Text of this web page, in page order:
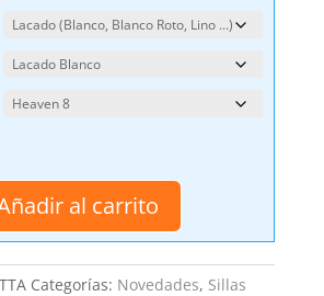
al carrito
Categorías: Novedades, Sillas